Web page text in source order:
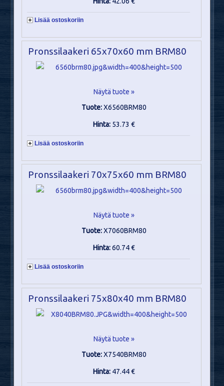
Lisää ostoskoriin
Pronssilaakeri 65x70x60 mm BRM80
Näytä tuote »
Tuote:X6560BRM80
Hinta: 53.73 €
Lisää ostoskoriin
Pronssilaakeri 70x75x60 mm BRM80
Näytä tuote »
Tuote:X7060BRM80
Hinta:60.74 €
Lisää ostoskoriin
Pronssilaakeri 75x80x40 mm BRM80
Näytä tuote »
Tuote:X7540BRM80
Hinta: 47.44 €